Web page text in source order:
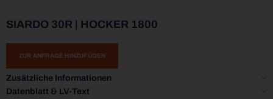
SIARDO 30R | HOCKER 1800
ZUR ANFRAGE HINZUFÜGEN
Zusätzliche Informationen
Datenblatt & LV-Text